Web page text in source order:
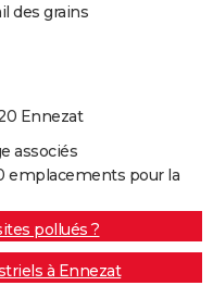
des grains
Ennezat
associés
emplacements pour la
pollués ?
à Ennezat